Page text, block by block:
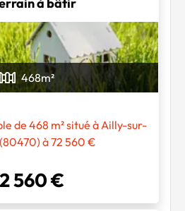
à bâtir
468m²
de 468 m² situé à Ailly-sur-
à 72 560 €
560 €